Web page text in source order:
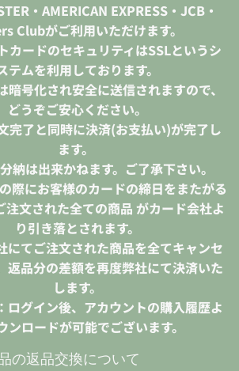
・AMERICAN EXPRESS・JCB・
Clubがご利用いただけます。
カードのセキュリティはSSLというシ
テムを利用しております。
暗号化され安全に送信されますので、
どうぞご安心ください。
完了と同時に決済(お支払い)が完了し
ます。
納は出来かねます。ご了承下さい。
際にお客様のカードの締日をまたがる
注文された全ての商品 がカード会社よ
り引き落とされます。
にてご注文された商品を全てキャンセ
返品分の差額を再度弊社にて決済いた
します。
ログイン後、アカウントの購入履歴よ
ンロードが可能でございます。
の返品交換について